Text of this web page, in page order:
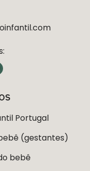
Portugal
(gestantes)
bebê